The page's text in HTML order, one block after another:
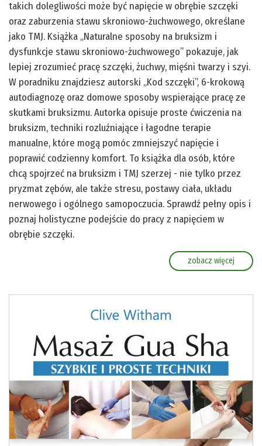
takich dolegliwości może być napięcie w obrębie szczęki
oraz zaburzenia stawu skroniowo-żuchwowego, określane
jako TMJ. Książka „Naturalne sposoby na bruksizm i
dysfunkcje stawu skroniowo-żuchwowego” pokazuje, jak
lepiej zrozumieć pracę szczęki, żuchwy, mięśni twarzy i szyi.
W poradniku znajdziesz autorski „Kod szczęki”, 6-krokową
autodiagnozę oraz domowe sposoby wspierające pracę ze
skutkami bruksizmu. Autorka opisuje proste ćwiczenia na
bruksizm, techniki rozluźniające i łagodne terapie
manualne, które mogą pomóc zmniejszyć napięcie i
poprawić codzienny komfort. To książka dla osób, które
chcą spojrzeć na bruksizm i TMJ szerzej - nie tylko przez
pryzmat zębów, ale także stresu, postawy ciała, układu
nerwowego i ogólnego samopoczucia. Sprawdź pełny opis i
poznaj holistyczne podejście do pracy z napięciem w
obrębie szczęki.
zobacz więcej